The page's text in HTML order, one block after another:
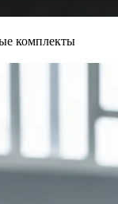
комплекты